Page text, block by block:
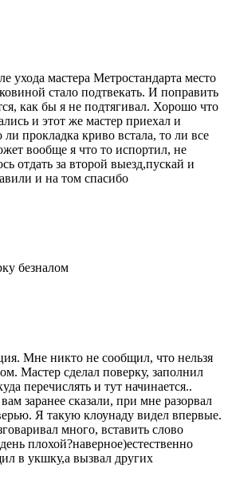
ухода мастера Метростандарта место
стало подтвекать. И поправить
как бы я не подтягивал. Хорошо что
и этот же мастер приехал и
прокладка криво встала, то ли все
вообще я что то испортил, не
отдать за второй выезд,пускай и
и на том спасибо
безналом
Мне никто не сообщил, что нельзя
Мастер сделал поверку, заполнил
перечислять и тут начинается..
заранее сказали, при мне разорвал
Я такую клоунаду видел впервые.
много, вставить слово
плохой?наверное)естественно
в укшку,а вызвал других